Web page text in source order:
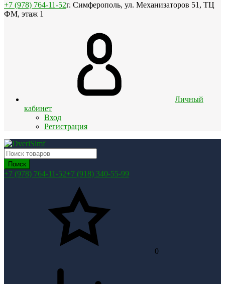
+7 (978) 764-11-52г. Симферополь, ул. Механизаторов 51, ТЦ
ФМ, этаж 1
Личный
кабинет
Вход
Регистрация
Поиск
+7 (978) 764-11-52+7 (918) 340-55-99
0